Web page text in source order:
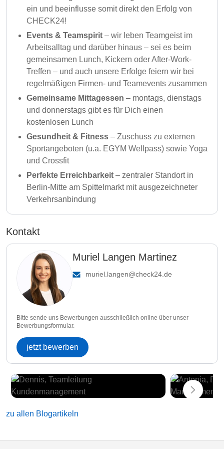
ein und beeinflusse somit direkt den Erfolg von
CHECK24!
Events & Teamspirit – wir leben Teamgeist im
Arbeitsalltag und darüber hinaus – sei es beim
gemeinsamen Lunch, Kickern oder After-Work-
Treffen – und auch unsere Erfolge feiern wir bei
regelmäßigen Firmen- und Teamevents zusammen
Gemeinsame Mittagessen – montags, dienstags
und donnerstags gibt es für Dich einen
kostenlosen Lunch
Gesundheit & Fitness – Zuschuss zu externen
Sportangeboten (u.a. EGYM Wellpass) sowie Yoga
und Crossfit
Perfekte Erreichbarkeit – zentraler Standort in
Berlin-Mitte am Spittelmarkt mit ausgezeichneter
Verkehrsanbindung
Kontakt
Muriel Langen Martinez
muriel.langen@check24.de
Bitte sende uns Bewerbungen ausschließlich online über unser
Bewerbungsformular.
jetzt bewerben
zu allen Blogartikeln